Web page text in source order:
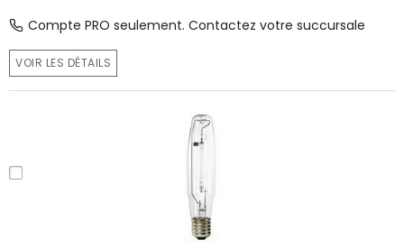
Compte PRO seulement. Contactez votre succursale
VOIR LES DÉTAILS